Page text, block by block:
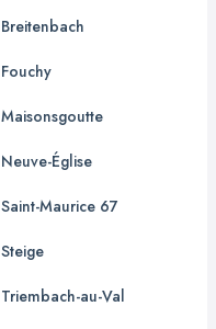
Breitenbach
Fouchy
Maisonsgoutte
Neuve-Église
Saint-Maurice 67
Steige
Triembach-au-Val